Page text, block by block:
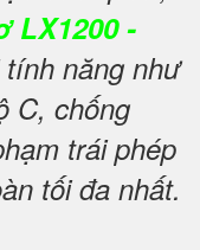
LX1200 -
năng như
C, chống
trái phép
tối đa nhất.